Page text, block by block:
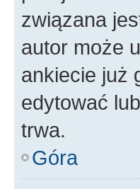
związana
autor może
ankiecie już
edytować
trwa.
Góra